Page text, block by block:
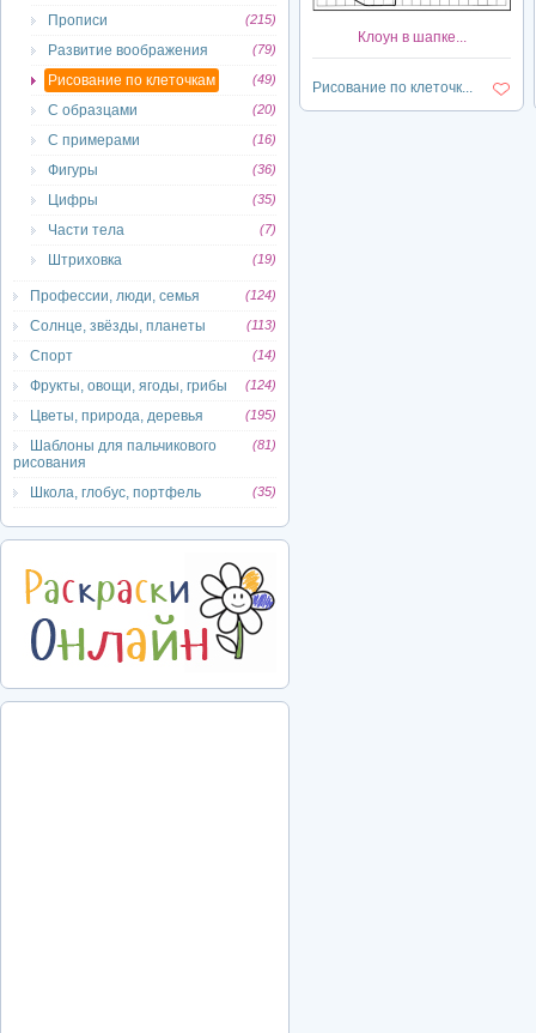
Прописи (215)
Развитие воображения (79)
Рисование по клеточкам (49)
С образцами (20)
С примерами (16)
Фигуры (36)
Цифры (35)
Части тела (7)
Штриховка (19)
Профессии, люди, семья (124)
Солнце, звёзды, планеты (113)
Спорт (14)
Фрукты, овощи, ягоды, грибы (124)
Цветы, природа, деревья (195)
Шаблоны для пальчикового
рисования
(81)
Школа, глобус, портфель (35)
Клоун в шапке...
Рисование по клеточк...